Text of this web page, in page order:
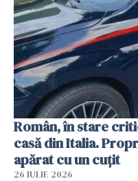
Român, în stare
casă din Italia.
apărat cu un cuțit
26 IULIE 2026